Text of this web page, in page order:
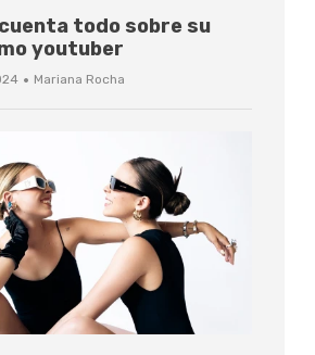
todo sobre su
youtuber
· Mariana Rocha